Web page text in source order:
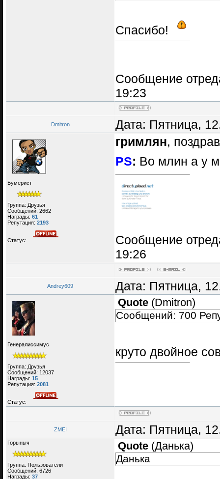
Спасибо!
Сообщение
19:23
Dmitron Дата: Пятница,
Бумерист
Группа: Друзья
Сообщений: 2662
Награды: 61
Репутация: 2193
Статус:
гримлян,
PS: Во млин а у
Сообщение
19:26
Andrey609 Дата: Пятница,
Генералиссимус
Группа: Друзья
Сообщений: 12037
Награды: 15
Репутация: 2081
Статус:
Quote (Dmitron)
Сообщений: 700
круто двойное
ZMEI Дата: Пятница,
Горыныч
Группа: Пользователи
Сообщений: 6726
Награды: 37
Quote (Данька)
Данька